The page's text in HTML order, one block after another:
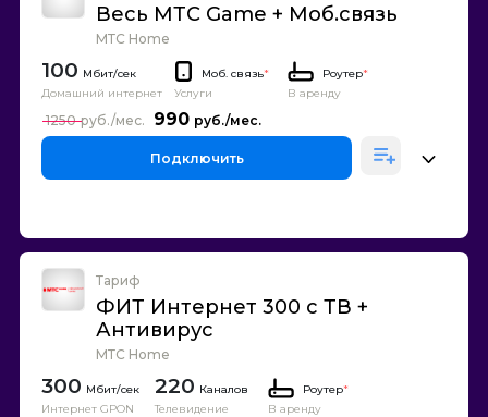
Весь МТС Game + Моб.связь
МТС Home
100
Домашний интернет
Моб. связь*
Услуги
Роутер*
В аренду
990
1250
Подключить
Тариф
ФИТ Интернет 300 с ТВ +
Антивирус
МТС Home
300
Интернет GPON
220 Каналов
Телевидение
Роутер*
В аренду